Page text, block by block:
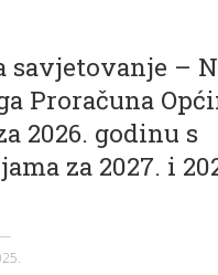
savjetovanje –
Proračuna
2026. godinu s
za 2027. i